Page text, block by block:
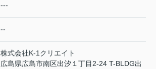
---
--
株式会社K-1クリエイト
広島県広島市南区出汐１丁目2-24 T-BLDG出